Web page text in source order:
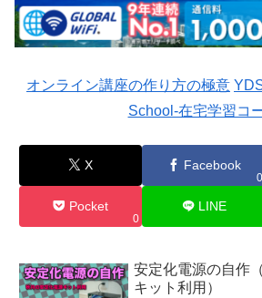
オンライン講座の作り方の極意
School-在宅学習コ
X Facebook
0
Pocket
0
LINE
安定化電源の自作
キット利用）